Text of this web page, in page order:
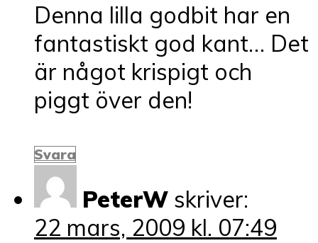
Denna lilla godbit har en
fantastiskt god kant… Det
är något krispigt och
piggt över den!
Svara
PeterW skriver:
22 mars, 2009 kl. 07:49